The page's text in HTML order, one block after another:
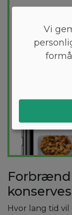
konserves
Hvor lang tid
Vi